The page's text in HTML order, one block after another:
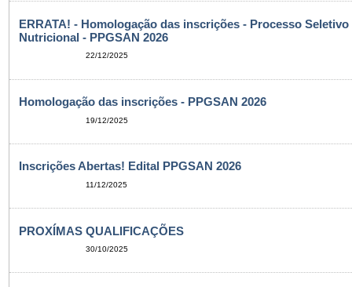
ERRATA! - Homologação das inscrições - Processo
Nutricional - PPGSAN 2026
22/12/2025
Homologação das inscrições - PPGSAN 2026
19/12/2025
Inscrições Abertas! Edital PPGSAN 2026
11/12/2025
PROXÍMAS QUALIFICAÇÕES
30/10/2025